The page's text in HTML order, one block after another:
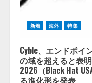
新着 海外 特集
Cyble、エンドポイ
の域を超えると表
2026（Black Hat
る進化形を発表